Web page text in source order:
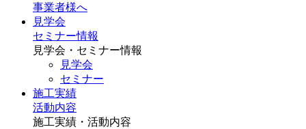
事業者様へ
見学会
セミナー情報
見学会・セミナー情報
見学会
セミナー
施工実績
活動内容
施工実績・活動内容